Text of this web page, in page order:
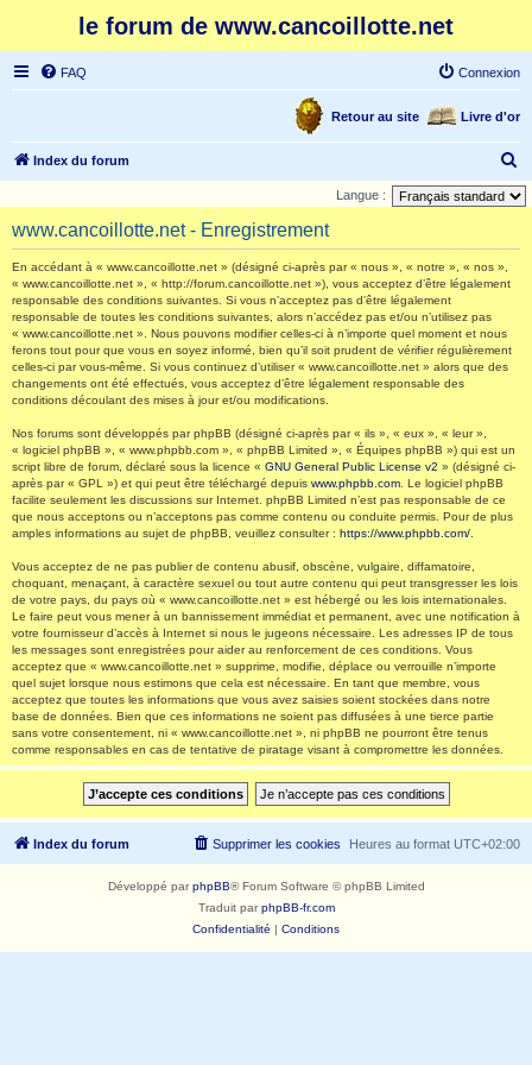
le forum de www.cancoillotte.net
FAQ Connexion
Livre d'or
Retour au site
Index du forum
e
Langue :
www.cancoillotte.net - Enregistrement
En accédant à « www.cancoillotte.net » (désigné ci-après par « nous », « notre », « nos »,
« www.cancoillotte.net », « http://forum.cancoillotte.net »), vous acceptez d’être légalement
responsable des conditions suivantes. Si vous n’acceptez pas d’être légalement
responsable de toutes les conditions suivantes, alors n’accédez pas et/ou n’utilisez pas
« www.cancoillotte.net ». Nous pouvons modifier celles-ci à n’importe quel moment et nous
ferons tout pour que vous en soyez informé, bien qu’il soit prudent de vérifier régulièrement
celles-ci par vous-même. Si vous continuez d’utiliser « www.cancoillotte.net » alors que des
changements ont été effectués, vous acceptez d’être légalement responsable des
conditions découlant des mises à jour et/ou modifications.
Nos forums sont développés par phpBB (désigné ci-après par « ils », « eux », « leur »,
« logiciel phpBB », « www.phpbb.com », « phpBB Limited », « Équipes phpBB ») qui est un
script libre de forum, déclaré sous la licence « GNU General Public License v2 » (désigné ci-
après par « GPL ») et qui peut être téléchargé depuis www.phpbb.com . Le logiciel phpBB
facilite seulement les discussions sur Internet. phpBB Limited n’est pas responsable de ce
que nous acceptons ou n’acceptons pas comme contenu ou conduite permis. Pour de plus
amples informations au sujet de phpBB, veuillez consulter : https://www.phpbb.com/
Vous acceptez de ne pas publier de contenu abusif, obscène, vulgaire, diffamatoire,
choquant, menaçant, à caractère sexuel ou tout autre contenu qui peut transgresser les lois
de votre pays, du pays où « www.cancoillotte.net » est hébergé ou les lois internationales.
Le faire peut vous mener à un bannissement immédiat et permanent, avec une notification à
votre fournisseur d’accès à Internet si nous le jugeons nécessaire. Les adresses IP de tous
les messages sont enregistrées pour aider au renforcement de ces conditions. Vous
acceptez que « www.cancoillotte.net » supprime, modifie, déplace ou verrouille n’importe
quel sujet lorsque nous estimons que cela est nécessaire. En tant que membre, vous
acceptez que toutes les informations que vous avez saisies soient stockées dans notre
base de données. Bien que ces informations ne soient pas diffusées à une tierce partie
sans votre consentement, ni « www.cancoillotte.net », ni phpBB ne pourront être tenus
comme responsables en cas de tentative de piratage visant à compromettre les données.
Index du forum Heures au format UTC+02:00
Supprimer les cookies
Développé parphpBB® Forum Software © phpBB Limited
Traduit parphpBB-fr.com
Confidentialité | Conditions